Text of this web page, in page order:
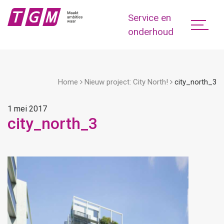
Service en
onderhoud
Home Nieuw project: City North! city_north_3
1 mei 2017
city_north_3